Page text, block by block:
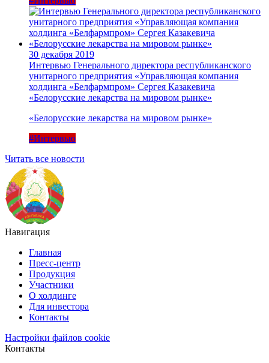
30 декабря 2019
Интервью Генерального директора республиканского
унитарного предприятия «Управляющая компания
холдинга «Белфармпром» Сергея Казакевича
«Белорусские лекарства на мировом рынке»
«Белорусские лекарства на мировом рынке»
#Интервью
Читать все новости
Навигация
Главная
Пресс-центр
Продукция
Участники
О холдинге
Для инвестора
Контакты
Настройки файлов cookie
Контакты